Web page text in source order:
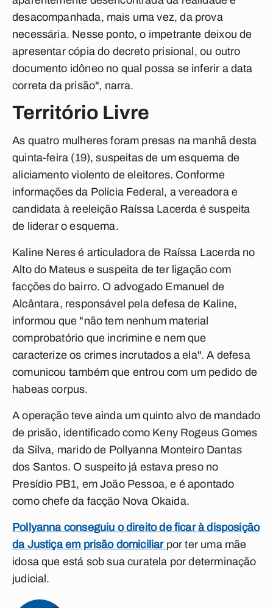
desacompanhada, mais uma vez, da prova
necessária. Nesse ponto, o impetrante deixou de
apresentar cópia do decreto prisional, ou outro
documento idôneo no qual possa se inferir a data
correta da prisão", narra.
Território Livre
As quatro mulheres foram presas na manhã desta
quinta-feira (19), suspeitas de um esquema de
aliciamento violento de eleitores. Conforme
informações da Polícia Federal, a vereadora e
candidata à reeleição Raíssa Lacerda é suspeita
de liderar o esquema.
Kaline Neres é articuladora de Raíssa Lacerda no
Alto do Mateus e suspeita de ter ligação com
facções do bairro. O advogado Emanuel de
Alcântara, responsável pela defesa de Kaline,
informou que "não tem nenhum material
comprobatório que incrimine e nem que
caracterize os crimes incrutados a ela". A defesa
comunicou também que entrou com um pedido de
habeas corpus.
A operação teve ainda um quinto alvo de mandado
de prisão, identificado como Keny Rogeus Gomes
da Silva, marido de Pollyanna Monteiro Dantas
dos Santos. O suspeito já estava preso no
Presídio PB1, em João Pessoa, e é apontado
como chefe da facção Nova Okaida.
Pollyanna conseguiu o direito de ficar à disposição
da Justiça em prisão domiciliar por ter uma mãe
idosa que está sob sua curatela por determinação
judicial.